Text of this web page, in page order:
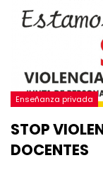
Enseñanza privada
STOP
DOCENTES